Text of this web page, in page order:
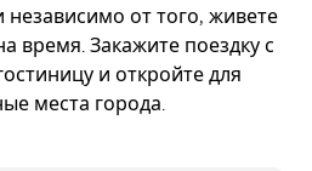
от того, живете
время. Закажите поездку с
и откройте для
места города.